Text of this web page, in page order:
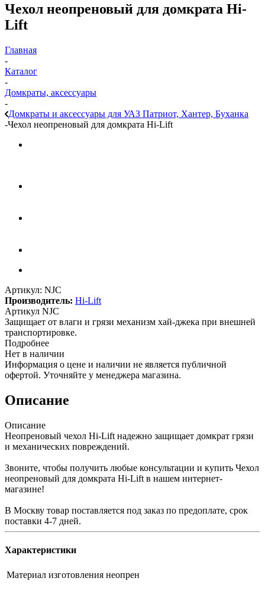
Чехол неопреновый для домкрата Hi-
Lift
Главная
-
Каталог
-
Домкраты, аксессуары
-
Домкраты и аксессуары для УАЗ Патриот, Хантер, Буханка
-Чехол неопреновый для домкрата Hi-Lift
Артикул: NJC
Производитель: Hi-Lift
Артикул NJC
Защищает от влаги и грязи механизм хай-джека при внешней
транспортировке.
Подробнее
Нет в наличии
Информация о цене и наличии не является публичной
офертой. Уточняйте у менеджера магазина.
Описание
Описание
Неопреновый чехол Hi-Lift надежно защищает домкрат грязи
и механических повреждений.
Звоните, чтобы получить любые консультации и купить Чехол
неопреновый для домкрата Hi-Lift в нашем интернет-
магазине!
В Москву товар поставляется под заказ по предоплате, срок
поставки 4-7 дней.
Характеристики
Материал изготовления неопрен